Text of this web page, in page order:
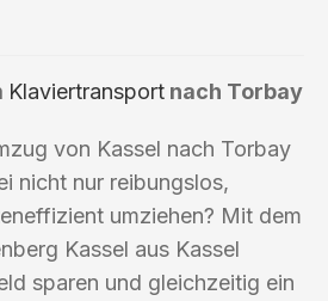
Klaviertransport nach Torbay
von Kassel nach Torbay
nicht nur reibungslos,
umziehen? Mit dem
Kassel aus Kassel
sparen und gleichzeitig ein